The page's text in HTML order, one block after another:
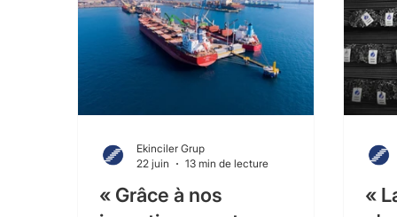
« Grâce à nos
Ekinciler Grup
22 juin
13 min de lecture
«